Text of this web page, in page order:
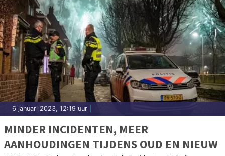
6 januari 2023, 12:19 uur
MINDER INCIDENTEN, MEER
AANHOUDINGEN TIJDENS OUD EN NIEUW